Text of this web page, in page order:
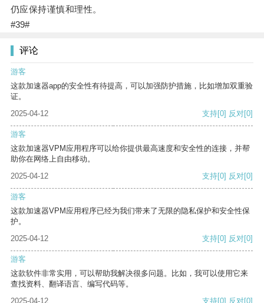
仍应保持谨慎和理性。
#39#
评论
游客
这款加速器app的安全性有待提高，可以加强防护措施，比如增加双重验
证。
2025-04-12
支持[0] 反对[0]
游客
这款加速器VPM应用程序可以给你提供最高速度和安全性的连接，并帮
助你在网络上自由移动。
2025-04-12
支持[0] 反对[0]
游客
这款加速器VPM应用程序已经为我们带来了无限的隐私保护和安全性保
护。
2025-04-12
支持[0] 反对[0]
游客
这款软件非常实用，可以帮助我解决很多问题。比如，我可以使用它来
查找资料、翻译语言、编写代码等。
2025-04-12
支持[0] 反对[0]